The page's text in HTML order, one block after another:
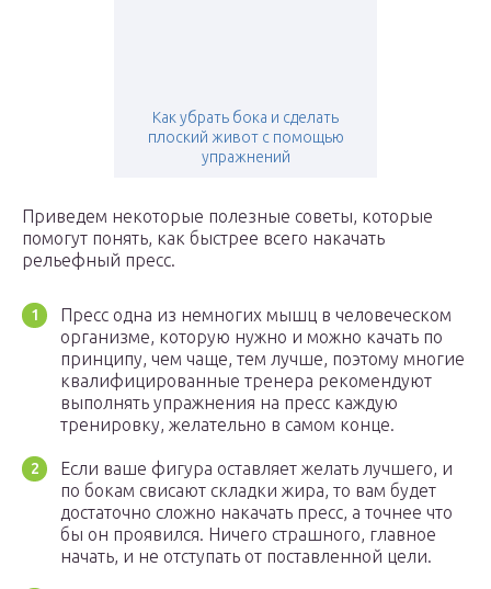
Как убрать бока и сделать
плоский живот с помощью
упражнений
Приведем некоторые полезные советы, которые
помогут понять, как быстрее всего накачать
рельефный пресс.
Пресс одна из немногих мышц в человеческом
организме, которую нужно и можно качать по
принципу, чем чаще, тем лучше, поэтому многие
квалифицированные тренера рекомендуют
выполнять упражнения на пресс каждую
тренировку, желательно в самом конце.
Если ваше фигура оставляет желать лучшего, и
по бокам свисают складки жира, то вам будет
достаточно сложно накачать пресс, а точнее что
бы он проявился. Ничего страшного, главное
начать, и не отступать от поставленной цели.